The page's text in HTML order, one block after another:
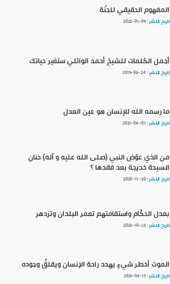
المفهوم الحقيقي للجنّة
تاريخ النشر :2022-01-09
أجمل الكلمات للشيخ أحمد الوائلي ستغير حياتك
تاريخ النشر : 2019-06-24
ما رسمه الله للإنسان هو عين العدل
تاريخ النشر :2021-04-07
من الذي عوّض النبي (صلى الله عليه و آله) حنان
السيدة خديجة بعد فقدها ؟
تاريخ النشر :2020-11-20
بعدل الحكّام واستقامتهم تعمر البلدان وتزدهر
تاريخ النشر :2023-10-23
الموت أخطر شيءٍ يهدد راحة الإنسان ويقلقُ وجوده
تاريخ النشر :2021-06-15